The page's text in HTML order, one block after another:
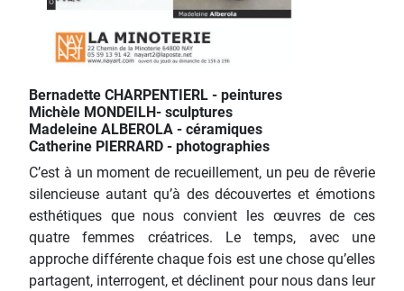
Bernadette CHARPENTIERL - peintures
Michèle MONDEILH- sculptures
Madeleine ALBEROLA - céramiques
Catherine PIERRARD - photographies
C’est à un moment de recueillement, un peu de rêverie
silencieuse autant qu’à des découvertes et émotions
esthétiques que nous convient les œuvres de ces
quatre femmes créatrices. Le temps, avec une
approche différente chaque fois est une chose qu’elles
partagent, interrogent, et déclinent pour nous dans leur